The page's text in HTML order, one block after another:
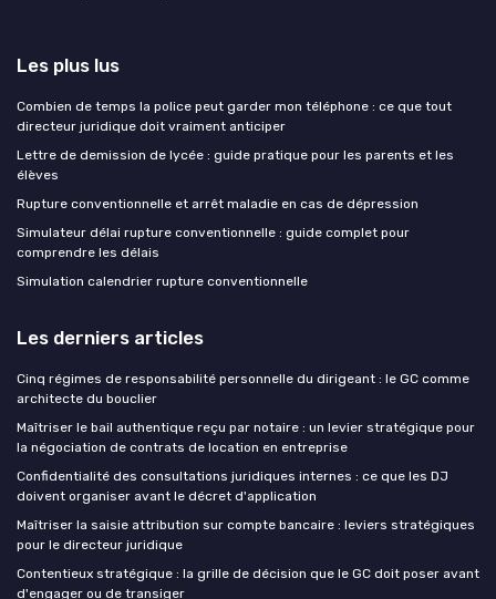
Les plus lus
Combien de temps la police peut garder mon téléphone : ce que tout
directeur juridique doit vraiment anticiper
Lettre de demission de lycée : guide pratique pour les parents et les
élèves
Rupture conventionnelle et arrêt maladie en cas de dépression
Simulateur délai rupture conventionnelle : guide complet pour
comprendre les délais
Simulation calendrier rupture conventionnelle
Les derniers articles
Cinq régimes de responsabilité personnelle du dirigeant : le GC comme
architecte du bouclier
Maîtriser le bail authentique reçu par notaire : un levier stratégique pour
la négociation de contrats de location en entreprise
Confidentialité des consultations juridiques internes : ce que les DJ
doivent organiser avant le décret d'application
Maîtriser la saisie attribution sur compte bancaire : leviers stratégiques
pour le directeur juridique
Contentieux stratégique : la grille de décision que le GC doit poser avant
d'engager ou de transiger